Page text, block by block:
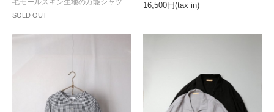
SOLD OUT
毛モールスキン生地の万能シャツ 16,500円(tax in)